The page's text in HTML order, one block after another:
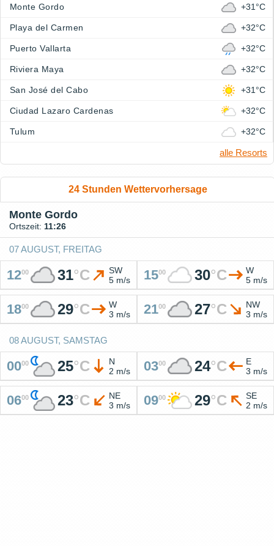
Monte Gordo +31°C
Playa del Carmen +32°C
Puerto Vallarta +32°C
Riviera Maya +32°C
San José del Cabo +31°C
Ciudad Lazaro Cardenas +32°C
Tulum +32°C
alle Resorts
24 Stunden Wettervorhersage
Monte Gordo
Ortszeit: 11:26
07 AUGUST, FREITAG
1200 31°C
SW
5 m/s
1500 30°C
W
5 m/s
1800 29°C
W
3 m/s
2100 27°C
NW
3 m/s
08 AUGUST, SAMSTAG
0000 25°C
N
2 m/s
0300 24°C
E
3 m/s
0600 23°C
NE
3 m/s
0900 29°C
SE
2 m/s